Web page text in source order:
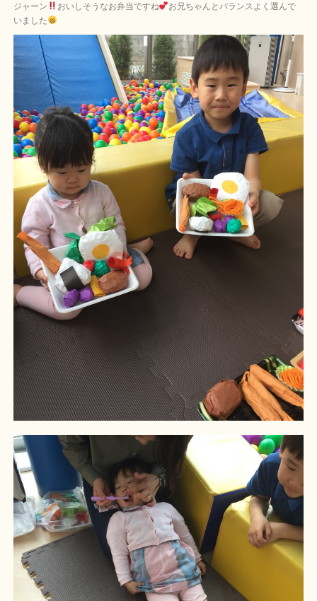
ジャーン おいしそうなお弁当ですね
お兄ちゃんとバランスよく選んで
いました